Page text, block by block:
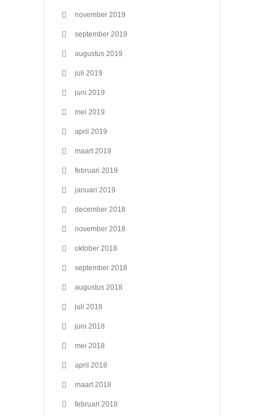
november 2019
september 2019
augustus 2019
juli 2019
juni 2019
mei 2019
april 2019
maart 2019
februari 2019
januari 2019
december 2018
november 2018
oktober 2018
september 2018
augustus 2018
juli 2018
juni 2018
mei 2018
april 2018
maart 2018
februari 2018